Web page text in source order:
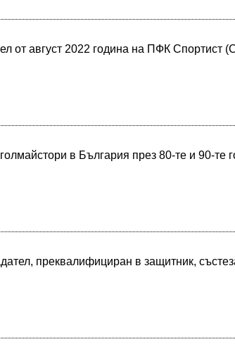
от август 2022 година на ПФК Спортист
в България през 80-те и 90-те
преквалифициран в защитник,